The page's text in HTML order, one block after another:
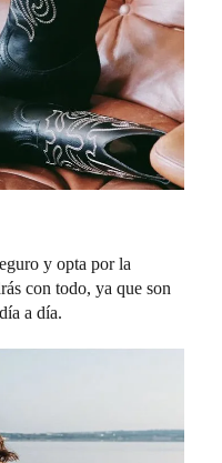
y opta por la
con todo, ya que son
a día.